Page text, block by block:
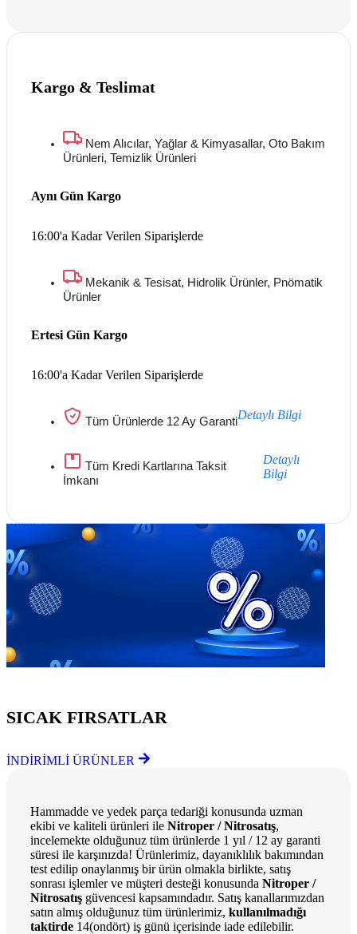
Kargo & Teslimat
Nem Alıcılar, Yağlar & Kimyasallar, Oto Bakım
Ürünleri, Temizlik Ürünleri
16:00'a Kadar Verilen Siparişlerde
Aynı Gün Kargo
Mekanik & Tesisat, Hidrolik Ürünler, Pnömatik
Ürünler
16:00'a Kadar Verilen Siparişlerde
Ertesi Gün Kargo
Tüm Ürünlerde 12 Ay GarantiDetaylı Bilgi
Tüm Kredi Kartlarına Taksit
İmkanı
Detaylı
Bilgi
SICAK FIRSATLAR
İNDİRİMLİ ÜRÜNLER
Hammadde ve yedek parça tedariği konusunda uzman
ekibi ve kaliteli ürünleri ile Nitroper / Nitrosatış,
incelemekte olduğunuz tüm ürünlerde 1 yıl / 12 ay garanti
süresi ile karşınızda! Ürünlerimiz, dayanıklılık bakımından
test edilip onaylanmış bir ürün olmakla birlikte, satış
sonrası işlemler ve müşteri desteği konusunda Nitroper /
Nitrosatış güvencesi kapsamındadır. Satış kanallarımızdan
satın almış olduğunuz tüm ürünlerimiz, kullanılmadığı
taktirde 14(ondört) iş günü içerisinde iade edilebilir.